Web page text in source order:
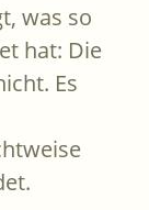
was so
hat: Die
Es